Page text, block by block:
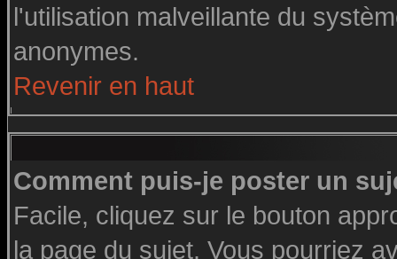
l'utilisation malveillante du
anonymes.
Revenir en haut
Comment puis-je poster un
Facile, cliquez sur le bouton
la page du sujet. Vous pourriez